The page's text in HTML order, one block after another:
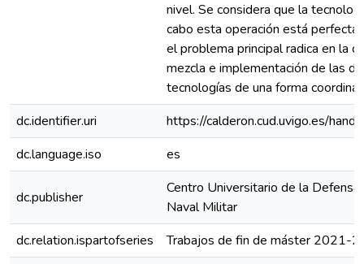
nivel. Se considera que la
cabo esta operación está
el problema principal radica en la
mezcla e implementación de las
tecnologías de una forma
dc.identifier.uri
https://calderon.cud.uvigo.es/
dc.language.iso
es
dc.publisher
Centro Universitario de la Defensa
Naval Militar
dc.relation.ispartofseries
Trabajos de fin de máster 2021-